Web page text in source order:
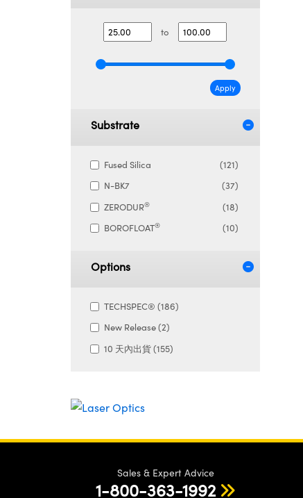
to
Apply
Substrate
Fused Silica
(121)
N-BK7
(37)
ZERODUR®
(18)
BOROFLOAT® (10)
Options
TECHSPEC® (186)
New Release (2)
10 天內出貨 (155)
Sales & Expert Advice
1-800-363-1992